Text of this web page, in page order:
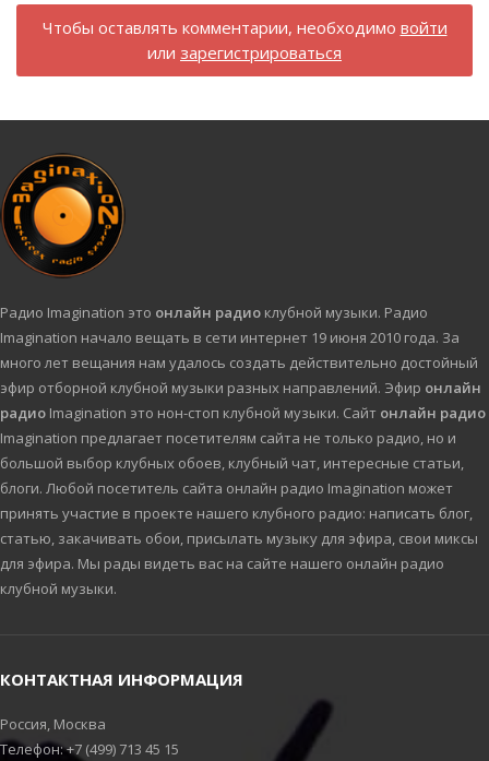
Чтобы оставлять комментарии, необходимо войти
или зарегистрироваться
Радио Imagination это онлайн радио клубной музыки. Радио
Imagination начало вещать в сети интернет 19 июня 2010 года. За
много лет вещания нам удалось создать действительно достойный
эфир отборной клубной музыки разных направлений. Эфир онлайн
радио Imagination это нон-стоп клубной музыки. Сайт онлайн радио
Imagination предлагает посетителям сайта не только радио, но и
большой выбор клубных обоев, клубный чат, интересные статьи,
блоги. Любой посетитель сайта онлайн радио Imagination может
принять участие в проекте нашего клубного радио: написать блог,
статью, закачивать обои, присылать музыку для эфира, свои миксы
для эфира. Мы рады видеть вас на сайте нашего онлайн радио
клубной музыки.
КОНТАКТНАЯ ИНФОРМАЦИЯ
Россия, Москва
Телефон: +7 (499) 713 45 15